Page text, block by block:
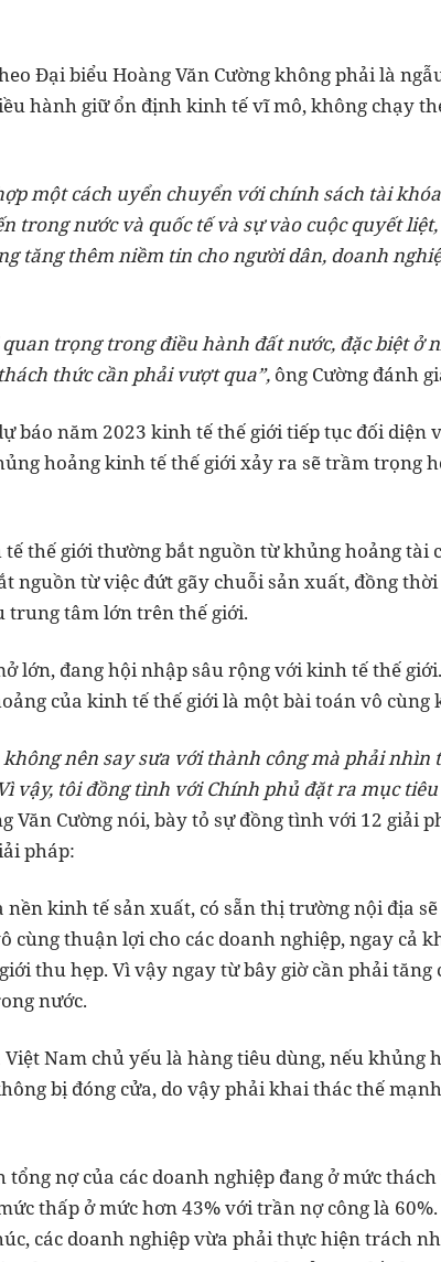
Đại biểu Hoàng Văn Cường không phải là
hành giữ ổn định kinh tế vĩ mô, không chạy
một cách uyển chuyển với chính sách tài
trong nước và quốc tế và sự vào cuộc quyết
tăng thêm niềm tin cho người dân, doanh
trọng trong điều hành đất nước, đặc biệt ở
thức cần phải vượt qua”, ông Cường đánh
báo năm 2023 kinh tế thế giới tiếp tục đối
hoảng kinh tế thế giới xảy ra sẽ trầm trọng
thế giới thường bắt nguồn từ khủng hoảng tài
nguồn từ việc đứt gãy chuỗi sản xuất, đồng
trung tâm lớn trên thế giới.
lớn, đang hội nhập sâu rộng với kinh tế thế
của kinh tế thế giới là một bài toán vô
không nên say sưa với thành công mà phải
vậy, tôi đồng tình với Chính phủ đặt ra mục
Văn Cường nói, bày tỏ sự đồng tình với 12 giải
pháp:
kinh tế sản xuất, có sẵn thị trường nội địa
cùng thuận lợi cho các doanh nghiệp, ngay cả
thu hẹp. Vì vậy ngay từ bây giờ cần phải tăng
nước.
Nam chủ yếu là hàng tiêu dùng, nếu khủng
bị đóng cửa, do vậy phải khai thác thế
nợ của các doanh nghiệp đang ở mức
thấp ở mức hơn 43% với trần nợ công là
các doanh nghiệp vừa phải thực hiện trách